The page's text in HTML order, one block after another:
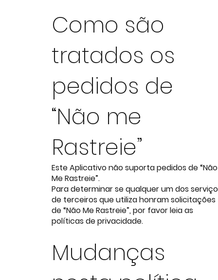
Como são
tratados os
pedidos de
“Não me
Rastreie”
Este Aplicativo não suporta pedidos de “Não
Me Rastreie”.
Para determinar se qualquer um dos
de terceiros que utiliza honram solicitações
de “Não Me Rastreie”, por favor leia as
políticas de privacidade.
Mudanças